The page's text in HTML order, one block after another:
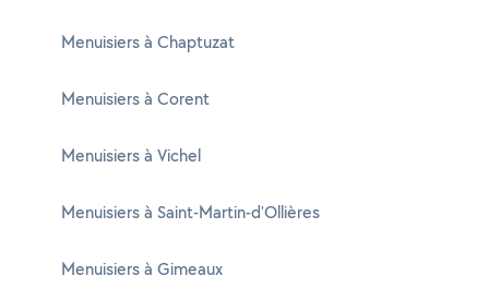
Menuisiers à Chaptuzat
Menuisiers à Corent
Menuisiers à Vichel
Menuisiers à Saint-Martin-d'Ollières
Menuisiers à Gimeaux